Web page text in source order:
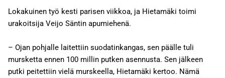
Lokakuinen työ kesti parisen viikkoa, ja Hietamäki toimi
urakoitsija Veijo Säntin apumiehenä.
– Ojan pohjalle laitettiin suodatinkangas, sen päälle tuli
mursketta ennen 100 millin putken asennusta. Sen jälkeen
putki peitettiin vielä murskeella, Hietamäki kertoo. Nämä